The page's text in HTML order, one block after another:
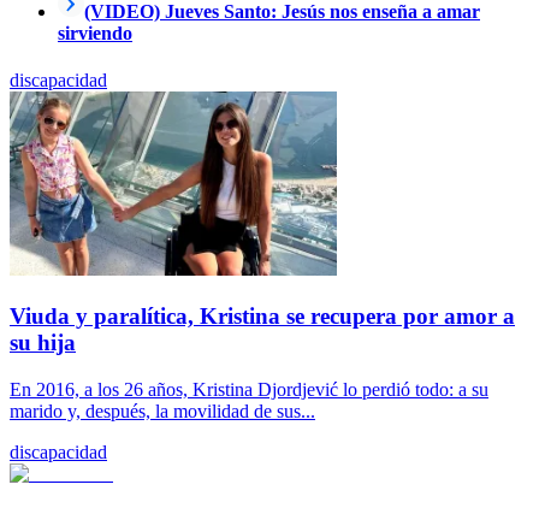
(VIDEO) Jueves Santo: Jesús nos enseña a amar
sirviendo
discapacidad
Viuda y paralítica, Kristina se recupera por amor a
su hija
En 2016, a los 26 años, Kristina Djordjević lo perdió todo: a su
marido y, después, la movilidad de sus...
discapacidad